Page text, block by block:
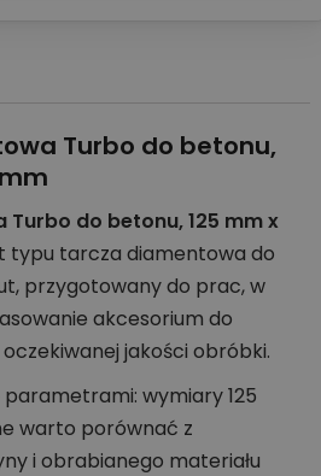
Turbo do betonu,
do betonu, 125 mm x
typu tarcza diamentowa do
przygotowany do prac, w
akcesorium do
jakości obróbki.
wymiary 125
warto porównać z
i obrabianego materiału